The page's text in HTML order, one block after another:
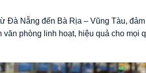
Đà Nẵng đến Bà Rịa – Vũng Tàu,
phòng linh hoạt, hiệu quả cho mọi